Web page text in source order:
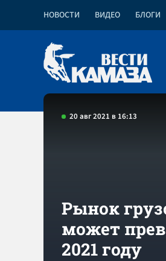
НОВОСТИ ВИДЕО БЛОГИ
20 авг 2021 в 16:13
Рынок
может
2021 году